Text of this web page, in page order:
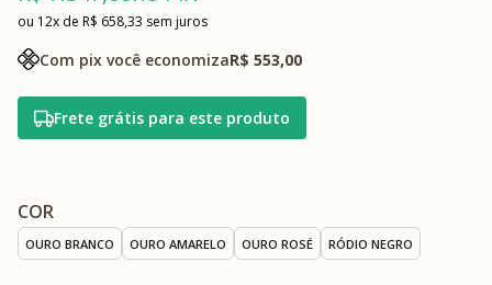
12x R$ 658,33 sem juros
Com pix você economizaR$ 553,00
Frete grátis para este produto
COR
OURO BRANCO OURO AMARELO OURO ROSÉ RÓDIO NEGRO